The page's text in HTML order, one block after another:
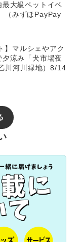
大級ペットイベ
（みずほPayPay
】マルシェやアク
涼み「犬市場夜
川河川緑地）8/14